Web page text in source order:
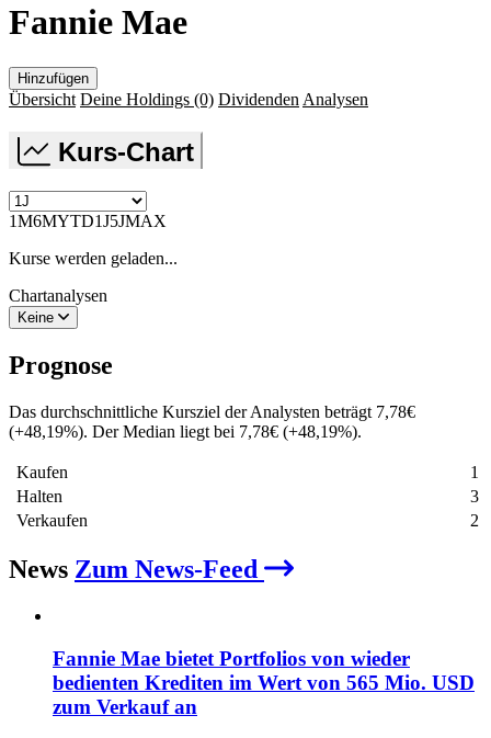
Fannie Mae
Hinzufügen
Übersicht Deine Holdings (0) Dividenden Analysen
Kurs-Chart
1M6MYTD1J5JMAX
Kurse werden geladen...
Chartanalysen
Keine
Prognose
Das durchschnittliche Kursziel der Analysten beträgt 7,78€
(+48,19%). Der Median liegt bei 7,78€ (+48,19%).
Kaufen
1
Halten
3
Verkaufen
2
News Zum News-Feed
Fannie Mae bietet Portfolios von wieder
bedienten Krediten im Wert von 565 Mio. USD
zum Verkauf an